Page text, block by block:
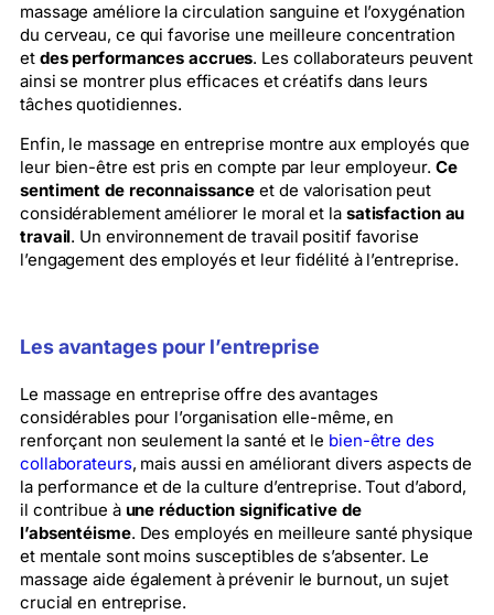
massage améliore la circulation sanguine et l’oxygénation
du cerveau, ce qui favorise une meilleure concentration
et des performances accrues. Les collaborateurs peuvent
ainsi se montrer plus efficaces et créatifs dans leurs
tâches quotidiennes.
Enfin, le massage en entreprise montre aux employés que
leur bien-être est pris en compte par leur employeur. Ce
sentiment de reconnaissance et de valorisation peut
considérablement améliorer le moral et la satisfaction au
travail. Un environnement de travail positif favorise
l’engagement des employés et leur fidélité à l’entreprise.
Les avantages pour l’entreprise
Le massage en entreprise offre des avantages
considérables pour l’organisation elle-même, en
renforçant non seulement la santé et le bien-être des
collaborateurs, mais aussi en améliorant divers aspects de
la performance et de la culture d’entreprise. Tout d’abord,
il contribue à une réduction significative de
l’absentéisme. Des employés en meilleure santé physique
et mentale sont moins susceptibles de s’absenter. Le
massage aide également à prévenir le burnout, un sujet
crucial en entreprise.